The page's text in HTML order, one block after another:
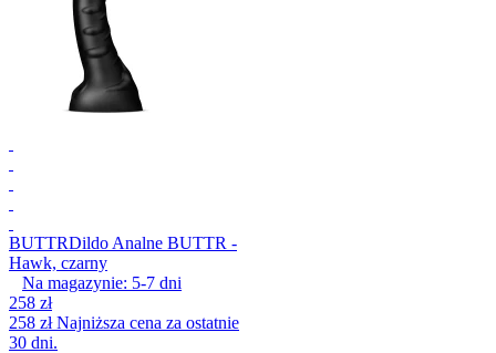
BUTTRDildo Analne BUTTR -
Hawk, czarny
Na magazynie: 5-7 dni
258 zł
258 złNajniższa cena za ostatnie
30 dni.